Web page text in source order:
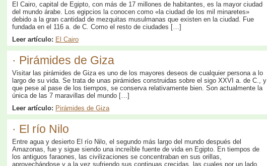
El Cairo, capital de Egipto, con más de 17 millones de habitantes, es la mayor ciudad
del mundo árabe. Los egipcios la conocen como «la ciudad de los mil minaretes»
debido a la gran cantidad de mezquitas musulmanas que existen en la ciudad. Fue
fundada en el 116 a. de C. Como el resto de ciudades […]
Leer artículo: El Cairo
· Pirámides de Giza
Visitar las pirámides de Giza es uno de los mayores deseos de cualquier persona a lo
largo de su vida. Se trata de unas pirámides construidas sobre el sigo XXVI a. de C., y
que pese al pase de los tiempos, se conserva relativamente bien. Son actualmente la
única de las 7 maravillas del mundo […]
Leer artículo: Pirámides de Giza
· El río Nilo
Entre agua y desierto El río Nilo, el segundo más largo del mundo después del
Amazonas, fue y sigue siendo una increíble fuente de vida en Egipto. En tiempos de
los antiguos faraones, las civilizaciones se concentraban en sus orillas,
aprovechándose y a la vez sufriendo sus continuas crecidas, las cuales por un lado